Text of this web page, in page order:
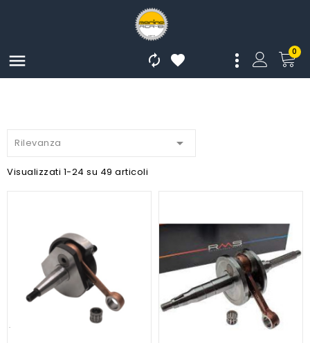
 0


Rilevanza 
Visualizzati 1-24 su 49 articoli